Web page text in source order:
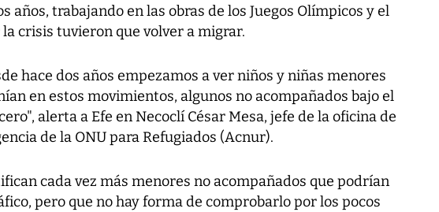
años, trabajando en las obras de los Juegos Olímpicos y el
crisis tuvieron que volver a migrar.
hace dos años empezamos a ver niños y niñas menores
en estos movimientos, algunos no acompañados bajo el
alerta a Efe en Necoclí César Mesa, jefe de la oficina de
de la ONU para Refugiados (Acnur).
cada vez más menores no acompañados que podrían
pero que no hay forma de comprobarlo por los pocos